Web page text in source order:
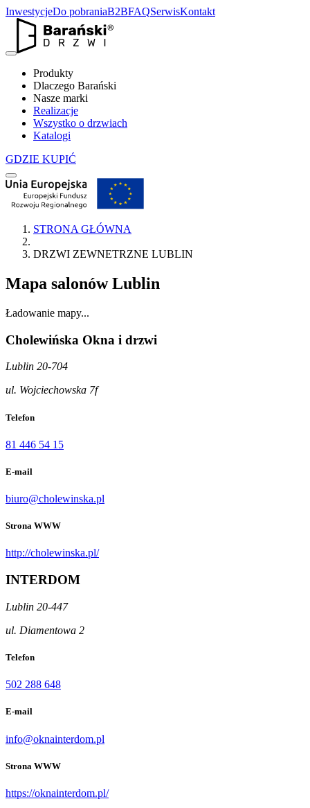
InwestycjeDo pobraniaB2BFAQSerwisKontakt
Produkty
Dlaczego Barański
Nasze marki
Realizacje
Wszystko o drzwiach
Katalogi
GDZIE KUPIĆ
STRONA GŁÓWNA
DRZWI ZEWNETRZNE LUBLIN
Mapa salonówLublin
Ładowanie mapy...
Cholewińska Okna i drzwi
Lublin 20-704
ul. Wojciechowska 7f
Telefon
81 446 54 15
E-mail
biuro@cholewinska.pl
Strona WWW
http://cholewinska.pl/
INTERDOM
Lublin 20-447
ul. Diamentowa 2
Telefon
502 288 648
E-mail
info@oknainterdom.pl
Strona WWW
https://oknainterdom.pl/